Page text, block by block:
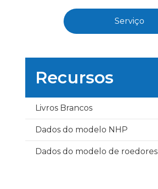
Serviço
Recursos
Livros Brancos
Dados do modelo NHP
Dados do modelo de roedores